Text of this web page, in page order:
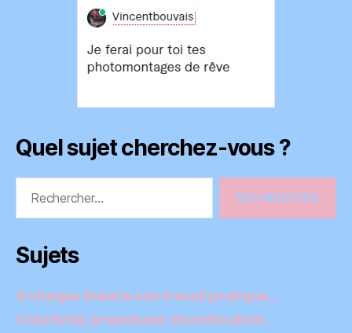
Quel sujet cherchez-vous ?
Sujets
A chaque théorie son travail pratique…
Créativité, propulseur de motivation…